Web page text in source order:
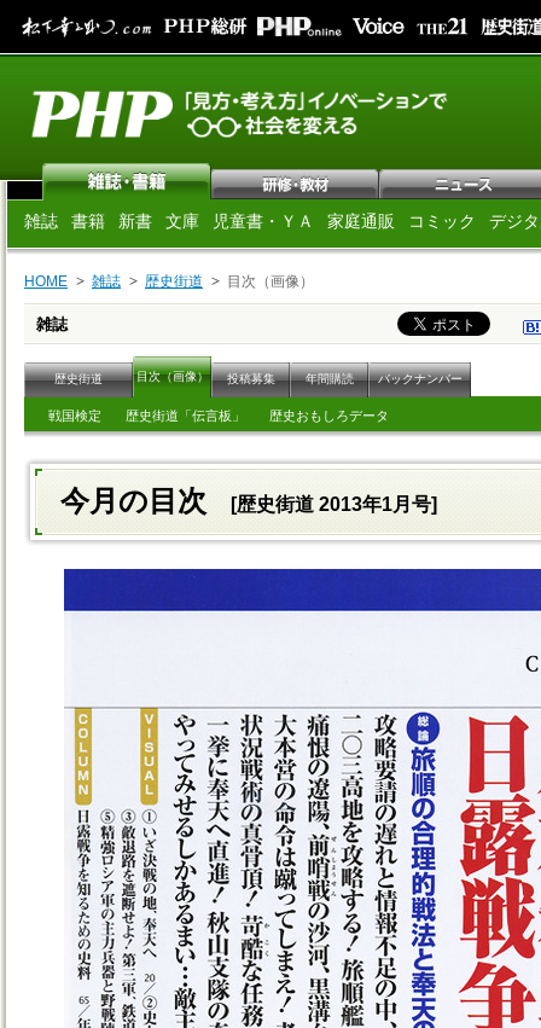
雑誌 書籍 新書 文庫 児童書・ＹＡ 家庭通販 コミック デジ
HOME 雑誌 歴史街道 目次（画像）
雑誌
歴史街道 目次（画像） 投稿募集 年間購読 バックナンバー
戦国検定 歴史街道「伝言板」 歴史おもしろデータ
今月の目次 [歴史街道 2013年1月号]